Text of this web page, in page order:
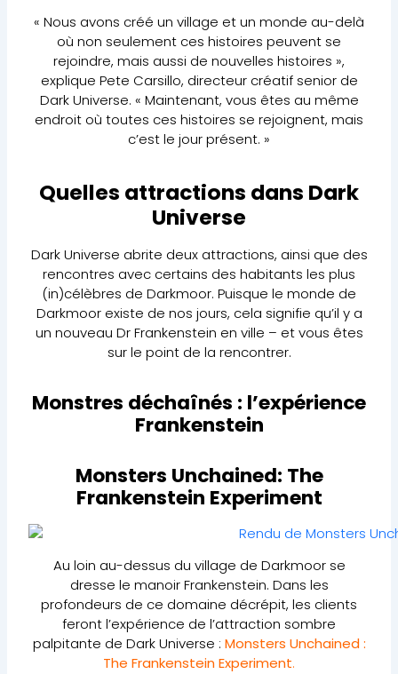
« Nous avons créé un village et un monde au-delà
où non seulement ces histoires peuvent se
rejoindre, mais aussi de nouvelles histoires »,
explique Pete Carsillo, directeur créatif senior de
Dark Universe. « Maintenant, vous êtes au même
endroit où toutes ces histoires se rejoignent, mais
c’est le jour présent. »
Quelles attractions dans Dark
Universe
Dark Universe abrite deux attractions, ainsi que des
rencontres avec certains des habitants les plus
(in)célèbres de Darkmoor. Puisque le monde de
Darkmoor existe de nos jours, cela signifie qu’il y a
un nouveau Dr Frankenstein en ville – et vous êtes
sur le point de la rencontrer.
Monstres déchaînés : l’expérience
Frankenstein
Monsters Unchained: The
Frankenstein Experiment
Au loin au-dessus du village de Darkmoor se
dresse le manoir Frankenstein. Dans les
profondeurs de ce domaine décrépit, les clients
feront l’expérience de l’attraction sombre
palpitante de Dark Universe : Monsters Unchained :
The Frankenstein Experiment.